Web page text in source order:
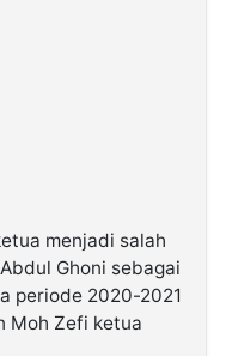
menjadi salah
Ghoni sebagai
periode 2020-2021
Moh Zefi ketua